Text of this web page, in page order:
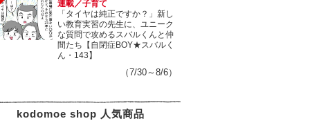
連載／子育て
「タイヤは純正ですか？」新し
い教育実習の先生に、ユニーク
な質問で攻めるスバルくんと仲
間たち【自閉症BOY★スバルく
ん・143】
（7/30～8/6）
kodomoe shop 人気商品